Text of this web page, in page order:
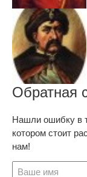
Обратная
Нашли ошибку в
котором стоит
нам!